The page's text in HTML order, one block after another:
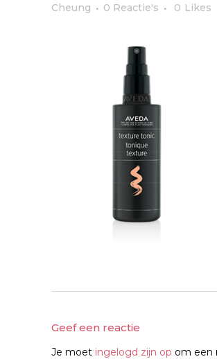
Cheung
0 Reactie's 0 Likes
Geef een reactie
Je moet ingelogd zijn op om een